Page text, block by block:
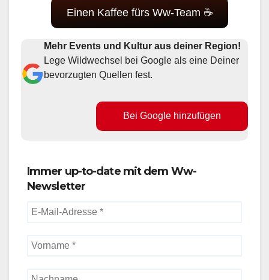
Einen Kaffee fürs Ww-Team ☕
Mehr Events und Kultur aus deiner Region!
Lege Wildwechsel bei Google als eine Deiner
bevorzugten Quellen fest.
Bei Google hinzufügen
Immer up-to-date mit dem Ww-
Newsletter